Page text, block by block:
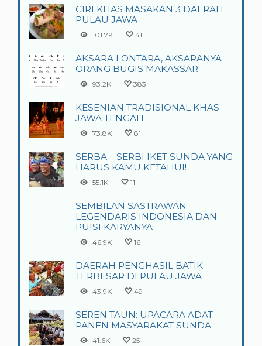
CIRI KHAS MASAKAN 3 DAERAH
PULAU JAWA
101.7K 41
AKSARA LONTARA, AKSARANYA
ORANG BUGIS MAKASSAR
93.2K 383
KESENIAN TRADISIONAL KHAS
JAWA TENGAH
73.8K 81
SERBA – SERBI IKET SUNDA YANG
HARUS KAMU KETAHUI!
55.1K 11
SEMBILAN SASTRAWAN
LEGENDARIS INDONESIA DAN
PUISI KARYANYA
46.9K 16
DAERAH PENGHASIL BATIK
TERBESAR DI PULAU JAWA
43.9K 49
SEREN TAUN: UPACARA ADAT
PANEN MASYARAKAT SUNDA
41.6K 25